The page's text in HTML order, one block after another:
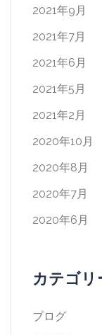
2021年9月
2021年7月
2021年6月
2021年5月
2021年2月
2020年10月
2020年8月
2020年7月
2020年6月
カテゴリ
ブログ